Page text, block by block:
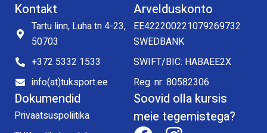
Kontakt
Tartu linn, Luha tn 4-23,
50703
+372 5332 1533
info(at)tuksport.ee
Arvelduskonto
EE422200221079269732
SWEDBANK
SWIFT/BIC: HABAEE2X
Reg. nr: 80582306
Dokumendid
Privaatsuspoliitika
Soovid olla kursis
meie tegemistega?